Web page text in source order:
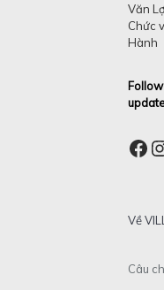
Văn
Chức
Hành
Về VILL
Câu